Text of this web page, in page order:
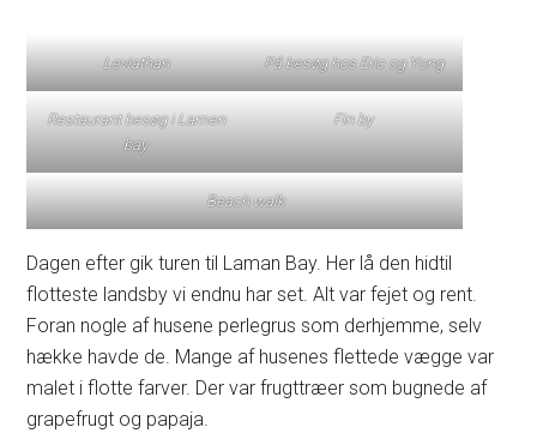
Leviathan På besøg hos Eric og Yong
Restaurant besøg i Lamen
bay
Fin by
Beach walk
Dagen efter gik turen til Laman Bay. Her lå den hidtil
flotteste landsby vi endnu har set. Alt var fejet og rent.
Foran nogle af husene perlegrus som derhjemme, selv
hække havde de. Mange af husenes flettede vægge var
malet i flotte farver. Der var frugttræer som bugnede af
grapefrugt og papaja.